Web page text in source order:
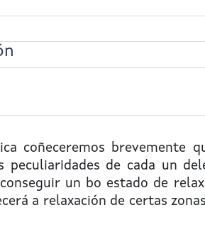
coñeceremos brevemente
de cada un
un bo estado de
a relaxación de certas